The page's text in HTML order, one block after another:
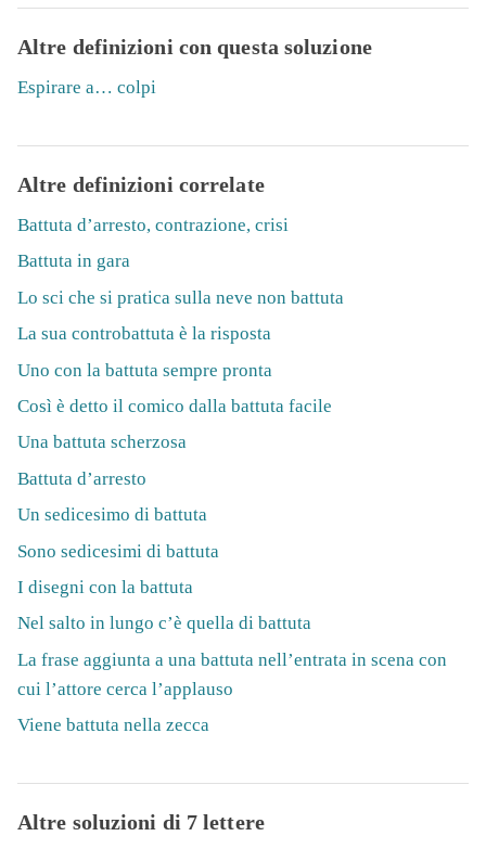
Altre definizioni con questa soluzione
Espirare a… colpi
Altre definizioni correlate
Battuta d’arresto, contrazione, crisi
Battuta in gara
Lo sci che si pratica sulla neve non battuta
La sua controbattuta è la risposta
Uno con la battuta sempre pronta
Così è detto il comico dalla battuta facile
Una battuta scherzosa
Battuta d’arresto
Un sedicesimo di battuta
Sono sedicesimi di battuta
I disegni con la battuta
Nel salto in lungo c’è quella di battuta
La frase aggiunta a una battuta nell’entrata in scena con
cui l’attore cerca l’applauso
Viene battuta nella zecca
Altre soluzioni di 7 lettere